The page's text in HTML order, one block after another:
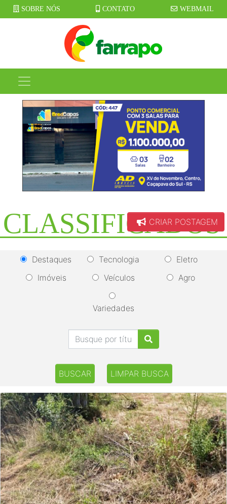
SOBRE NÓS CONTATO WEBMAIL
CLASSIFICADOS
CRIAR POSTAGEM
Destaques Tecnologia
Eletro
Imóveis
Veículos Agro
Variedades